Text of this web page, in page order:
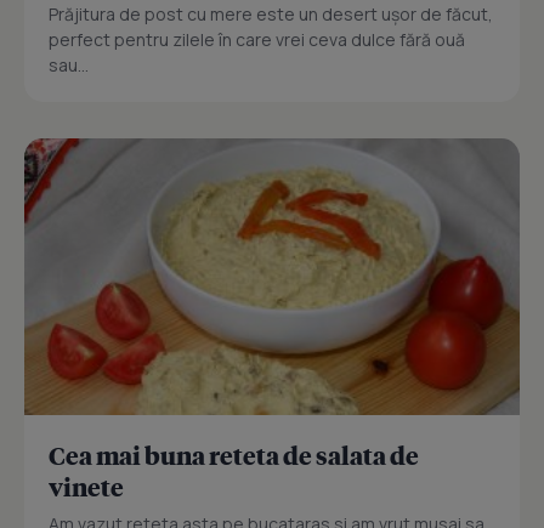
Prăjitura de post cu mere este un desert ușor de făcut,
perfect pentru zilele în care vrei ceva dulce fără ouă
sau...
Cea mai buna reteta de salata de
vinete